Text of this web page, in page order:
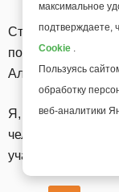
Степан
полгода не дожив
Александровной.
Я, горжусь тем,
человек, который
участников ВОВ
максимальное
подтверждаете,
Cookie .
Пользуясь
обработку
веб-аналитики